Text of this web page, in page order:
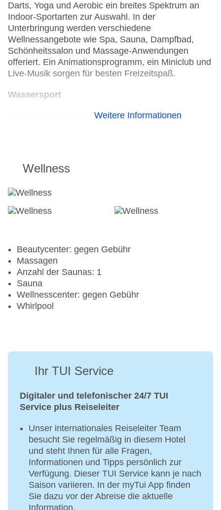
Darts, Yoga und Aerobic ein breites Spektrum an
Indoor-Sportarten zur Auswahl. In der
Unterbringung werden verschiedene
Wellnessangebote wie Spa, Sauna, Dampfbad,
Schönheitssalon und Massage-Anwendungen
offeriert. Ein Animationsprogramm, ein Miniclub und
Live-Musik sorgen für besten Freizeitspaß.
Wassersport
Wasserski
Golf
Aerobic
Beachvolleyball
Fahrradverleih: gegen Gebühr
Fitnessraum
Tennisplatz
Weitere Informationen
Wellness
Beautycenter: gegen Gebühr
Massagen
Anzahl der Saunas: 1
Sauna
Wellnesscenter: gegen Gebühr
Whirlpool
Ihr TUI Service
Digitaler und telefonischer 24/7 TUI
Service plus Reiseleiter
Unser internationales Reiseleiter Team
besucht Sie regelmäßig in diesem Hotel
und steht Ihnen für alle Fragen,
Informationen und Tipps persönlich zur
Verfügung. Dieser TUI Service kann je nach
Saison variieren. In der myTui App finden
Sie dazu vor der Abreise die aktuelle
Information.